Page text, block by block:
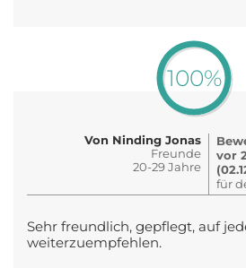
100%
Von Ninding Jonas
Freunde
20-29 Jahre
vor
für
Sehr freundlich, gepflegt, auf
weiterzuempfehlen.